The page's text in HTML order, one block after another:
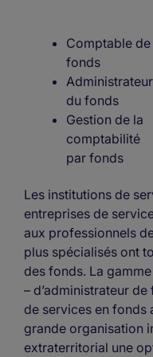
Comptable de
fonds
Administrateur
du fonds
Gestion de la
comptabilité
par fonds
Les institutions de
entreprises de
aux professionnels
plus spécialisés ont
des fonds. La
– d’administrateur
de services en fonds
grande organisation
extraterritorial une